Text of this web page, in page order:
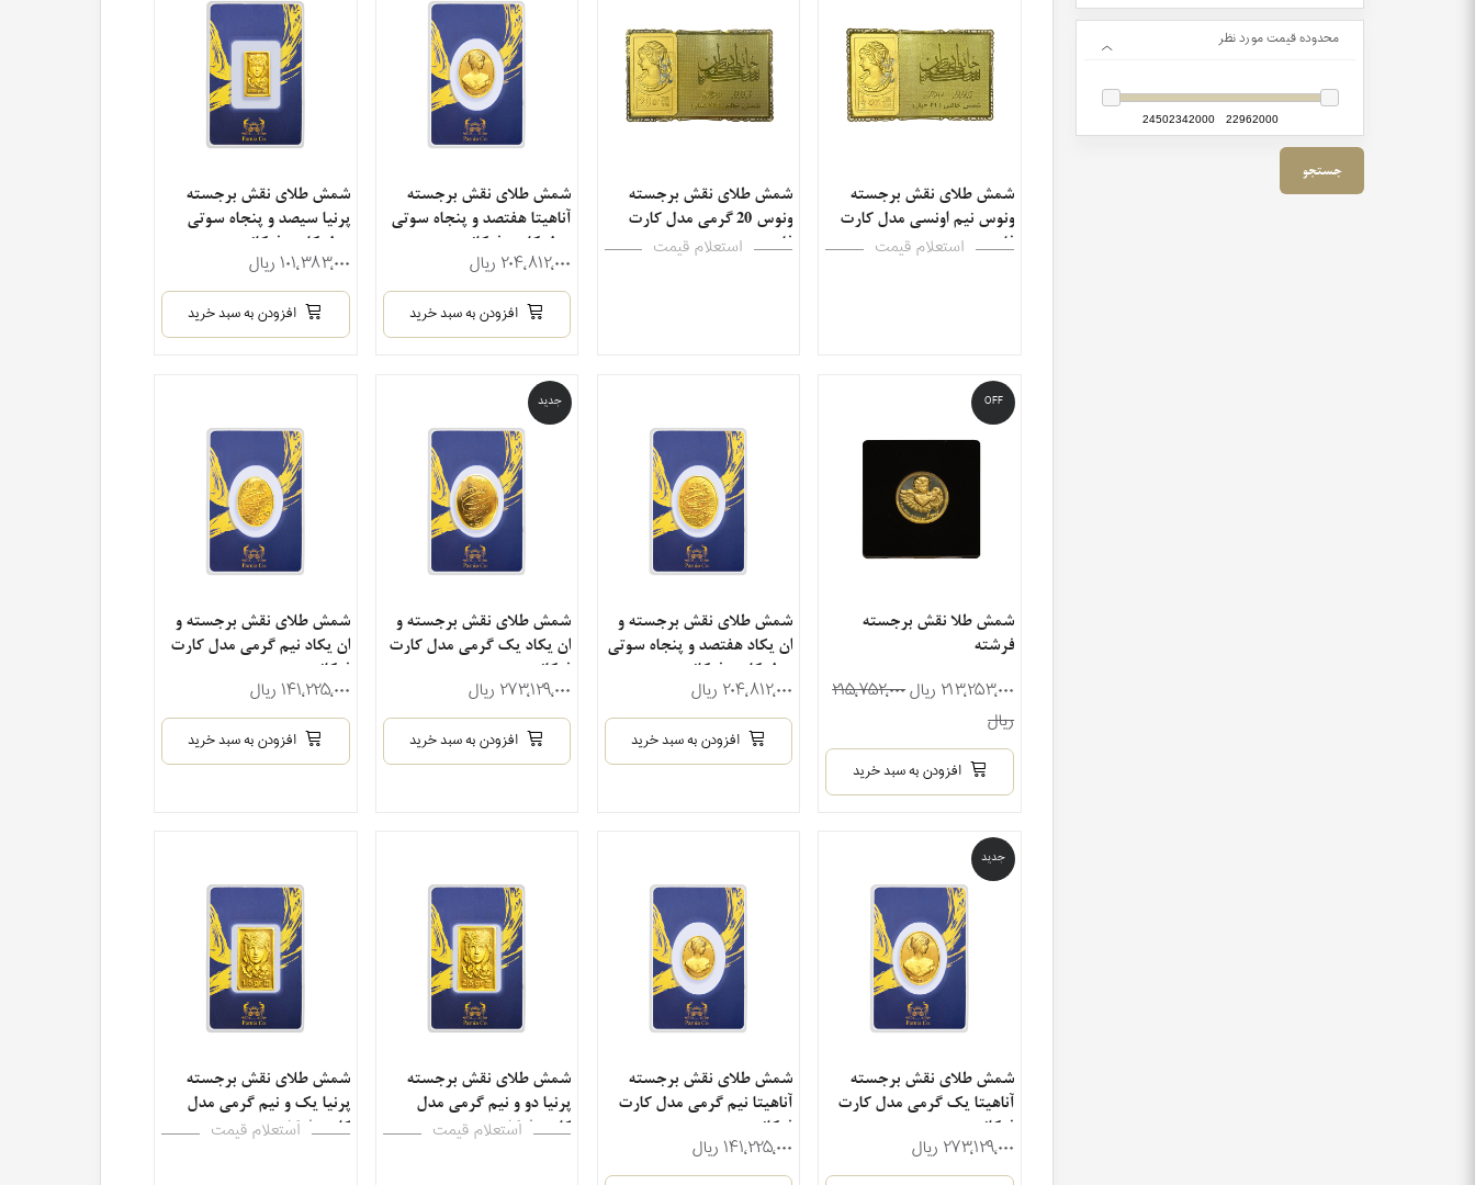
محدوده قیمت مورد نظر
شمش طلای نقش برجسته
ونوس نیم اونسی مدل کارت
فلزی
استعلام قیمت
شمش طلای نقش برجسته
ونوس 20 گرمی مدل کارت
فلزی
استعلام قیمت
شمش طلای نقش برجسته
آناهیتا هفتصد و پنجاه سوتی
مدل کارت فرکانسی
۲۰۴٬۸۱۲٬۰۰۰ ریال
افزودن به سبد خرید
شمش طلای نقش برجسته
پرنیا سیصد و پنجاه سوتی
مدل کارت فرکانسی
۱۰۱٬۳۸۳٬۰۰۰ ریال
افزودن به سبد خرید
OFF
شمش طلا نقش برجسته
فرشته
۲۱۳٬۲۵۳٬۰۰۰ ریال
۲۱۵٬۷۵۲٬۰۰۰
ریال
افزودن به سبد خرید
شمش طلای نقش برجسته و
ان یکاد هفتصد و پنجاه سوتی
مدل کارت فرکانسی
۲۰۴٬۸۱۲٬۰۰۰ ریال
افزودن به سبد خرید
جدید
شمش طلای نقش برجسته و
ان یکاد یک گرمی مدل کارت
فرکانسی
۲۷۳٬۱۲۹٬۰۰۰ ریال
افزودن به سبد خرید
شمش طلای نقش برجسته و
ان یکاد نیم گرمی مدل کارت
فرکانسی
۱۴۱٬۲۲۵٬۰۰۰ ریال
افزودن به سبد خرید
جدید
شمش طلای نقش برجسته
آناهیتا یک گرمی مدل کارت
فرکانسی
۲۷۳٬۱۲۹٬۰۰۰ ریال
شمش طلای نقش برجسته
آناهیتا نیم گرمی مدل کارت
فرکانسی
۱۴۱٬۲۲۵٬۰۰۰ ریال
شمش طلای نقش برجسته
پرنیا دو و نیم گرمی مدل
کارت فرکانسیاستعلام قیمت
شمش طلای نقش برجسته
پرنیا یک و نیم گرمی مدل
کارت فرکانسیاستعلام قیمت